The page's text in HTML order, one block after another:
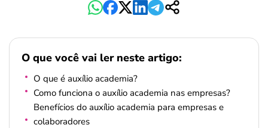
O que você vai ler neste artigo:
O que é auxílio academia?
Como funciona o auxílio academia nas empresas?
Benefícios do auxílio academia para empresas e
colaboradores